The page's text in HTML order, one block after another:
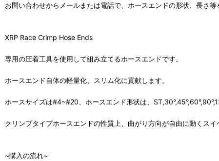
お問い合わせからメールまたは電話で、ホースエンドの形状、長さ
XRP Race Crimp Hose Ends
専用の圧着工具を使用して組み立てるホースエンドです。
ホースエンド自体の軽量化、スリム化に貢献します。
ホースサイズは#4~#20、ホースエンド形状は、
クリンプタイプホースエンドの性質上、曲がり方向が自由に動くスイ
~購入の流れ~